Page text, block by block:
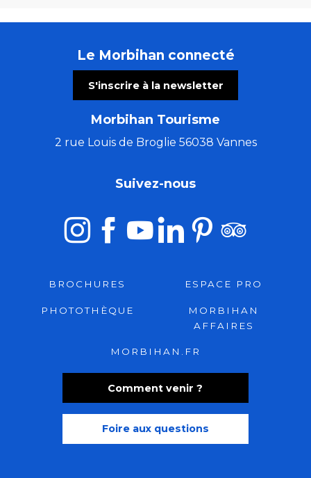
Le Morbihan connecté
S'inscrire à la newsletter
Morbihan Tourisme
2 rue Louis de Broglie 56038 Vannes
Comment venir ?
Foire aux questions
Suivez-nous
BROCHURES ESPACE PRO
PHOTOTHÈQUE
MORBIHAN
AFFAIRES
MORBIHAN.FR